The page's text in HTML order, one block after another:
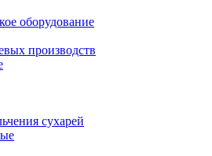
оборудование
производств
сухарей